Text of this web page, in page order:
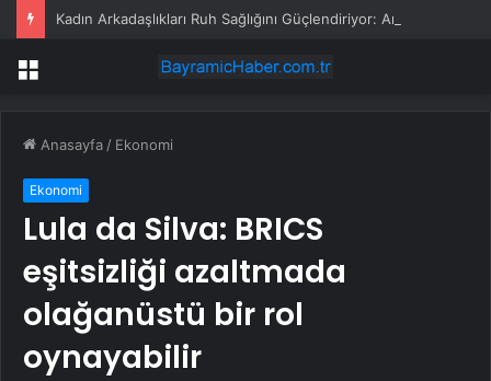
Menü
Anasayfa / Ekonomi
Ekonomi
Lula da Silva: BRICS
eşitsizliği azaltmada
olağanüstü bir rol
oynayabilir